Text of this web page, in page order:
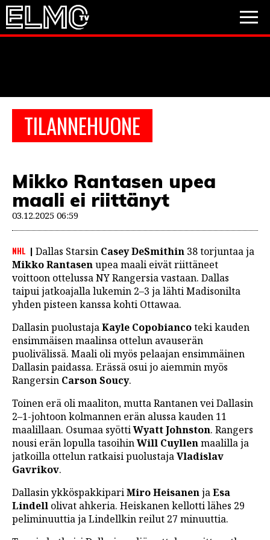
TILANNEHUONE
Mikko Rantasen upea
maali ei riittänyt
03.12.2025 06:59
NHL Dallas Starsin Casey DeSmithin 38 torjuntaa ja
Mikko Rantasenupea maali eivät riittäneet
voittoon ottelussa NY Rangersia vastaan. Dallas
taipui jatkoajalla lukemin 2–3 ja lähti Madisonilta
yhden pisteen kanssa kohti Ottawaa.
Dallasin puolustajaKayle Copobiancoteki kauden
ensimmäisen maalinsa ottelun avauserän
puolivälissä. Maali oli myös pelaajan ensimmäinen
Dallasin paidassa. Erässä osui jo aiemmin myös
Rangersin Carson Soucy.
Toinen erä oli maaliton, mutta Rantanen vei Dallasin
2–1-johtoon kolmannen erän alussa kauden 11
maalillaan. Osumaa syöttiWyatt Johnston. Rangers
nousi erän lopulla tasoihinWill Cuyllenmaalilla ja
jatkoilla ottelun ratkaisi puolustajaVladislav
Gavrikov.
Dallasin ykköspakkipariMiro HeisanenjaEsa
Lindell olivat ahkeria. Heiskanen kellotti lähes 29
peliminuuttia ja Lindellkin reilut 27 minuuttia.
PESÄPALLO
VIDEOT
JALKAPALLO
EM2021
Huuhkajat
Veikkausliiga
JÄÄKIEKKO
PESÄPALLO
F1
LINTU VAI KALA
46 DENTON ROAD
VIDEOT
PODCASTIT
KOLUMNIT